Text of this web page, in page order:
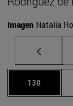
Imagen Natalia
Página
130